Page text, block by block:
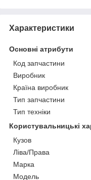
Характеристики
Основні атрибути
Код запчастини
Виробник
Країна виробник
Тип запчастини
Тип техніки
Користувальницькі
Кузов
Ліва/Права
Марка
Мoдель